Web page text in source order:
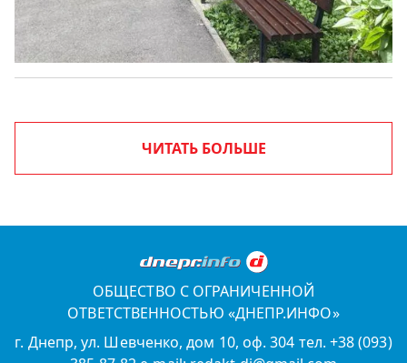
ЧИТАТЬ БОЛЬШЕ
ОБЩЕСТВО С ОГРАНИЧЕННОЙ
ОТВЕТСТВЕННОСТЬЮ «ДНЕПР.ИНФО»
г. Днепр, ул. Шевченко, дом 10, оф. 304 тел. +38 (093)